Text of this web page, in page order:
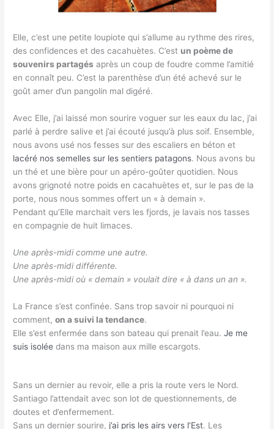
Elle, c’est une petite loupiote qui s’allume au rythme des rires,
des confidences et des cacahuètes. C’est un poème de
souvenirs partagés après un coup de foudre comme l’amitié
en connaît peu. C’est la parenthèse d’un été achevé sur le
goût amer d’un pangolin mal digéré.
Avec Elle, j’ai laissé mon sourire voguer sur les eaux du lac, j’ai
parlé à perdre salive et j’ai écouté jusqu’à plus soif. Ensemble,
nous avons usé nos fesses sur des escaliers en béton et
lacéré nos semelles sur les sentiers patagons. Nous avons bu
un thé et une bière pour un apéro-goûter quotidien. Nous
avons grignoté notre poids en cacahuètes et, sur le pas de la
porte, nous nous sommes offert un « à demain ».
Pendant qu’Elle marchait vers les fjords, je lavais nos tasses
en compagnie de huit limaces.
Une après-midi comme une autre.
Une après-midi différente.
Une après-midi où « demain » voulait dire « à dans un an ».
La France s’est confinée. Sans trop savoir ni pourquoi ni
comment,on a suivi la tendance.
Elle s’est enfermée dans son bateau qui prenait l’eau.Je me
suis isolée dans ma maison aux mille escargots.
Sans un dernier au revoir, elle a pris la route vers le Nord.
Santiago l’attendait avec son lot de questionnements, de
doutes et d’enfermement.
Sans un dernier sourire, j’ai pris les airs vers l’Est. Les